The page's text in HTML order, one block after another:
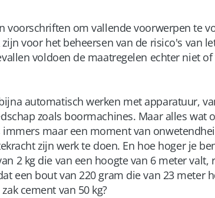
voorschriften om vallende voorwerpen te
voor het beheersen van de risico's van
voldoen de maatregelen echter niet
automatisch werken met apparatuur,
zoals boormachines. Maar alles wat
immers maar een moment van
zijn werk te doen. En hoe hoger je
2 kg die van een hoogte van 6 meter valt,
een bout van 220 gram die van 23 meter
cement van 50 kg?